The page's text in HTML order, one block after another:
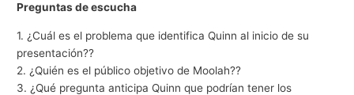
Preguntas de escucha
1. ¿Cuál es el problema que identifica Quinn al inicio de su
presentación??
2. ¿Quién es el público objetivo de Moolah??
3. ¿Qué pregunta anticipa Quinn que podrían tener los